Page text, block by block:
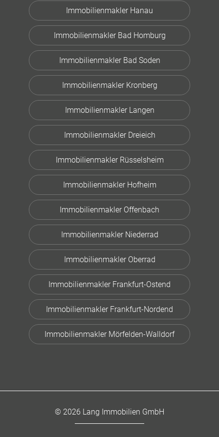
Immobilienmakler Hanau
Immobilienmakler Bad Homburg
Immobilienmakler Bad Soden
Immobilienmakler Kronberg
Immobilienmakler Langen
Immobilienmakler Dreieich
Immobilienmakler Rüsselsheim
Immobilienmakler Hofheim
Immobilienmakler Offenbach
Immobilienmakler Niederrad
Immobilienmakler Oberrad
Immobilienmakler Frankfurt-Ostend
Immobilienmakler Frankfurt-Nordend
Immobilienmakler Mörfelden-Walldorf
© 2026 Lang Immobilien GmbH